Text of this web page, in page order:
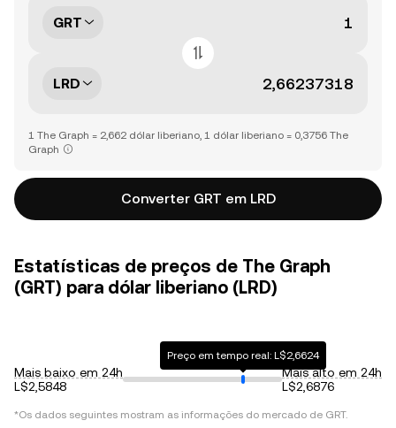
GRT
LRD
1 The Graph = 2,662 dólar liberiano, 1 dólar liberiano = 0,3756 The
Graph
Converter GRT em LRD
Estatísticas de preços de The Graph
(GRT) para dólar liberiano (LRD)
Mais baixo em 24h
L$2,5848
Preço em tempo real: L$2,6624
Mais alto em 24h
L$2,6876
*Os dados seguintes mostram as informações do mercado de GRT.